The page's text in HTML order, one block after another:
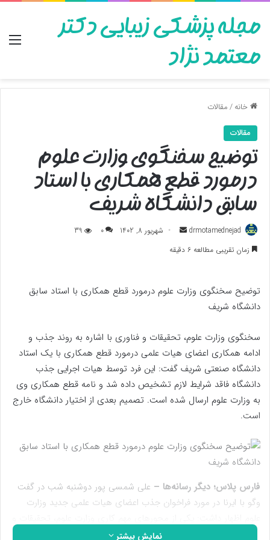
مجله پزشکی زیبایی دکتر
معتمد نژاد
خانه/مقالات
مقالات
توضیح سخنگوی وزارت علوم
درمورد قطع همکاری با استاد
سابق دانشگاه شریف
drmotamednejad
ارسال
به
شهریور 8, 1402 0
39
زمان تقریبی مطالعه 6 دقیقه
توضیح سخنگوی وزارت علوم درمورد قطع همکاری با استاد سابق
دانشگاه شریف
سخنگوی وزارت علوم، تحقیقات و فناوری با اشاره به روند جذب و
ادامه همکاری اعضای هیات علمی درمورد قطع همکاری با یک استاد
دانشگاه صنعتی شریف گفت: این فرد توسط هیات اجرایی جذب
دانشگاه فاقد شرایط لازم تشخیص داده شد و نامه قطع همکاری وی
به وزارت علوم ارسال شده است. تصمیم بعدی از اختیار دانشگاه خارج
است.
فارس پلاس؛ دیگر رسانه‌ها – علی شمسی پور دوشنبه شب در گفت
وگو با ایرنا در مورد فراخوان جذب اعضای هیات علمی جدید وزارت
فناوری توجه ویژه به امور نخبگان و یکی از اقدامات اصلی برای تحقق
نمایش بیشتر